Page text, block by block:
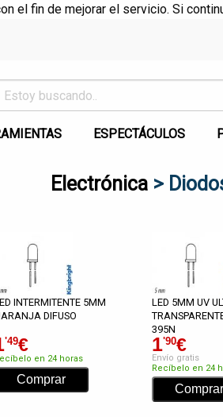
el fin de mejorar el servicio. Si
ESPECTÁCULOS
Electrónica >
INTERMITENTE 5MM
DIFUSO
'49€
en 24 horas
LED 5MM UV
395N
1'90€
Envío gratis
Recíbelo en 24